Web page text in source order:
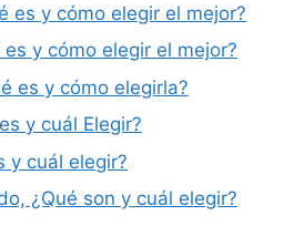
es y cómo elegir el mejor?
y cómo elegir el mejor?
es y cómo elegirla?
y cuál Elegir?
y cuál elegir?
¿Qué son y cuál elegir?